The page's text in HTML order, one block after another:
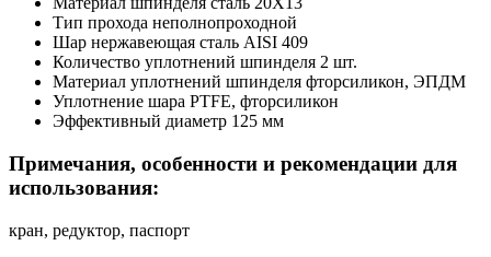
Тип прохода неполнопроходной
Шар нержавеющая сталь AISI 409
Количество уплотнений шпинделя 2 шт.
Материал уплотнений шпинделя фторсиликон, ЭПДМ
Уплотнение шара PTFE, фторсиликон
Эффективный диаметр 125 мм
Примечания, особенности и рекомендации для
использования:
кран, редуктор, паспорт